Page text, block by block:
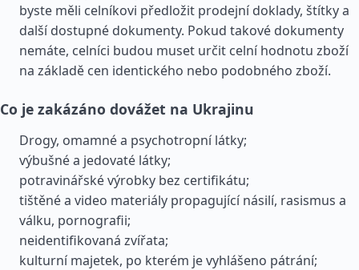
byste měli celníkovi předložit prodejní doklady, štítky a
další dostupné dokumenty. Pokud takové dokumenty
nemáte, celníci budou muset určit celní hodnotu zboží
na základě cen identického nebo podobného zboží.
Co je zakázáno dovážet na Ukrajinu
Drogy, omamné a psychotropní látky;
výbušné a jedovaté látky;
potravinářské výrobky bez certifikátu;
tištěné a video materiály propagující násilí, rasismus a
válku, pornografii;
neidentifikovaná zvířata;
kulturní majetek, po kterém je vyhlášeno pátrání;